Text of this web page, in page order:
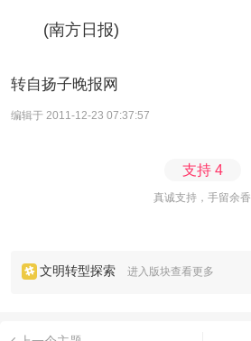
(南方日报)
转自扬子晚报网
编辑于 2011-12-23 07:37:57
支持4
真诚支持，手留余香
文明转型探索 进入版块查看更多